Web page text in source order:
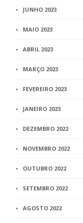
JUNHO 2023
MAIO 2023
ABRIL 2023
MARÇO 2023
FEVEREIRO 2023
JANEIRO 2023
DEZEMBRO 2022
NOVEMBRO 2022
OUTUBRO 2022
SETEMBRO 2022
AGOSTO 2022